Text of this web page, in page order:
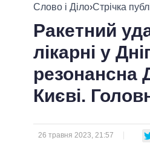
СТРІЧКА
ПОДІЇ
СТАТТІ
ОГЛЯДИ
ДАЙДЖЕСТИ
УСІ ПОЛІТИКИ
ПРЕЗИДЕНТ І ОФІС
ВЕРХОВНА РАДА
КАБІНЕТ МІНІСТРІВ
Слово і Діло›Стрічка
Ракетний
лікарні у
резонансна
Києві.
26 травня 2023, 21:57